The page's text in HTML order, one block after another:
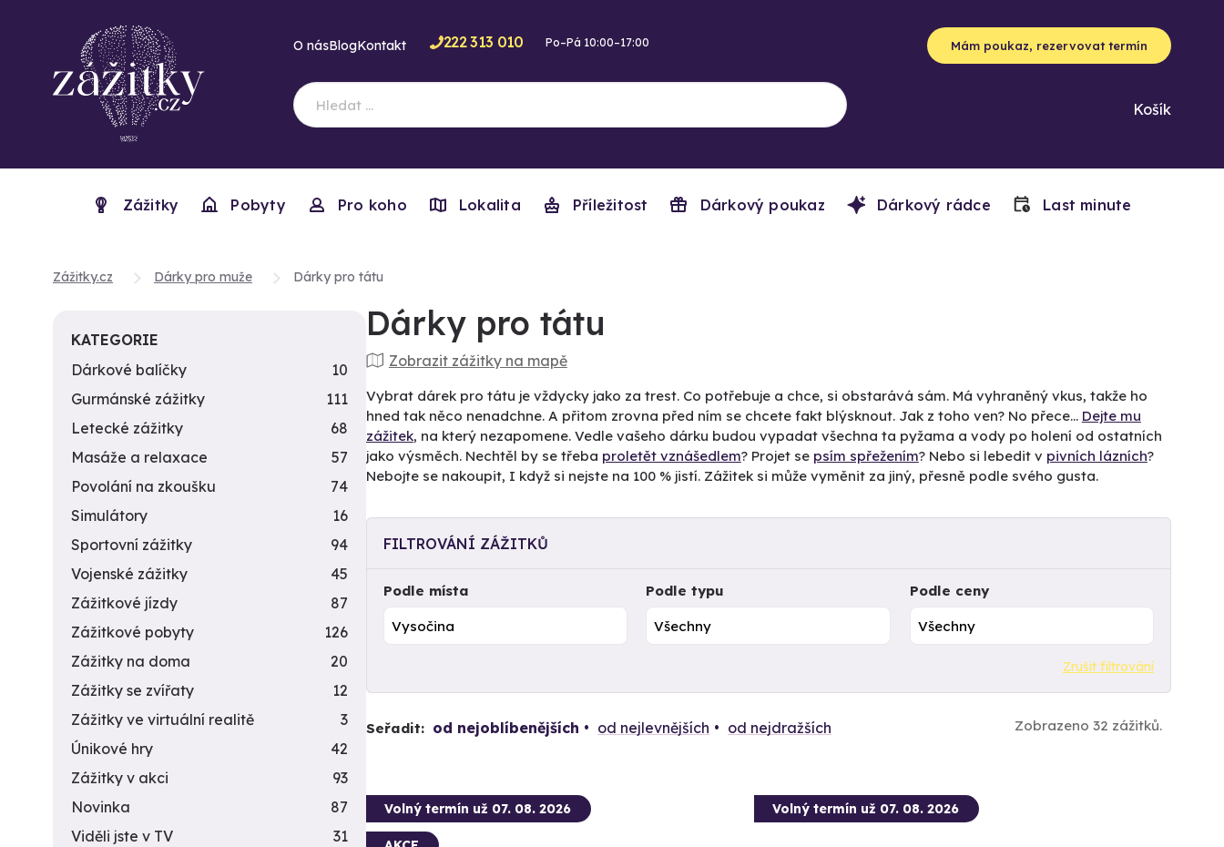
O násBlogKontakt 222 313 010 Po–Pá 10:00–17:00 Mám poukaz, rezervovat termín
Košík
Zážitky Pobyty Pro koho Lokalita Příležitost Dárkový poukaz Dárkový rádce Last minute
Zážitky.cz Dárky pro muže Dárky pro tátu
Dárky pro tátu
Zobrazit zážitky na mapě
Vybrat dárek pro tátu je vždycky jako za trest. Co potřebuje a chce, si obstarává sám. Má vyhraněný vkus, takže ho
hned tak něco nenadchne. A přitom zrovna před ním se chcete fakt blýsknout. Jak z toho ven? No přece… Dejte mu
zážitek, na který nezapomene. Vedle vašeho dárku budou vypadat všechna ta pyžama a vody po holení od ostatních
jako výsměch. Nechtěl by se třeba proletět vznášedlem? Projet se psím spřežením? Nebo si lebedit v pivních lázních?
Nebojte se nakoupit, I když si nejste na 100 % jistí. Zážitek si může vyměnit za jiný, přesně podle svého gusta.
FILTROVÁNÍ ZÁŽITKŮ
Podle místa Podle typu Podle ceny
Zrušit filtrování
Seřadit: od nejoblíbenějších od nejlevnějších od nejdražších Zobrazeno 32 zážitků.
Volný termín už 07. 08. 2026 Volný termín už 07. 08. 2026
KATEGORIE
Dárkové balíčky
10
Gurmánské zážitky
111
Letecké zážitky
68
Masáže a relaxace
57
Povolání na zkoušku
74
Simulátory
16
Sportovní zážitky
94
Vojenské zážitky
45
Zážitkové jízdy
87
Zážitkové pobyty
126
Zážitky na doma
20
Zážitky se zvířaty
12
Zážitky ve virtuální realitě
3
Únikové hry
42
Zážitky v akci
93
Novinka
87
Viděli jste v TV
31